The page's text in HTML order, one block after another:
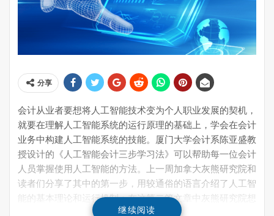
分享
会计从业者要想将人工智能技术变为个人职业发展的契机，
就要在理解人工智能系统的运行原理的基础上，学会在会计
业务中构建人工智能系统的技能。厦门大学会计系陈亚盛教
授设计的《人工智能会计三步学习法》可以帮助每一位会计
人员掌握使用人工智能的方法。上一周加拿大灰熊研究院和
读者们分享了其中的第一步，用较通俗的语言介绍了人工智
能的基本理论和运行机制；在这第二篇文章中灰熊研究院想
继续阅读